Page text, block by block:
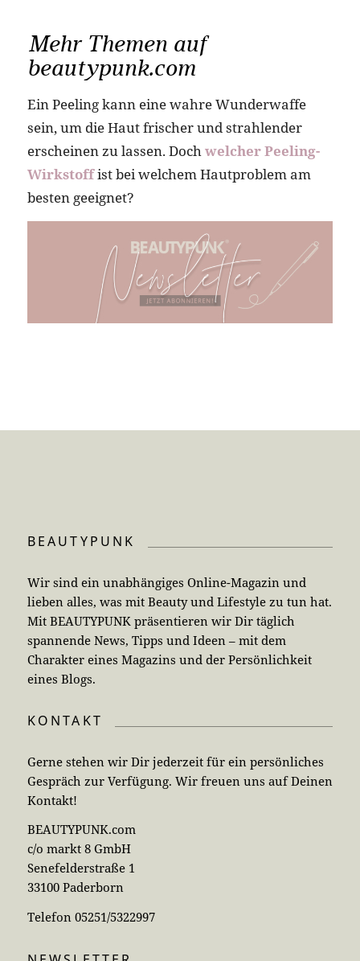
Mehr Themen auf
beautypunk.com
Ein Peeling kann eine wahre Wunderwaffe
sein, um die Haut frischer und strahlender
erscheinen zu lassen. Dochwelcher Peeling-
Wirkstoffist bei welchem Hautproblem am
besten geeignet?
BEAUTYPUNK
Wir sind ein unabhängiges Online-Magazin und
lieben alles, was mit Beauty und Lifestyle zu tun hat.
Mit BEAUTYPUNK präsentieren wir Dir täglich
spannende News, Tipps und Ideen – mit dem
Charakter eines Magazins und der Persönlichkeit
eines Blogs.
KONTAKT
Gerne stehen wir Dir jederzeit für ein persönliches
Gespräch zur Verfügung. Wir freuen uns auf Deinen
Kontakt!
BEAUTYPUNK.com
c/o markt 8 GmbH
Senefelderstraße 1
33100 Paderborn
Telefon 05251/5322997